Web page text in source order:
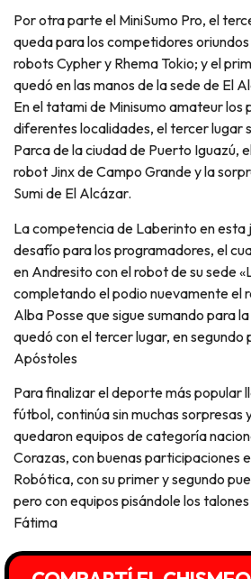
Por otra parte el MiniSumo Pro, el
queda para los competidores
robots Cypher y Rhema Tokio; y el
quedó en las manos de la sede de El
En el tatami de Minisumo amateur los
diferentes localidades, el tercer lugar
Parca de la ciudad de Puerto Iguazú,
robot Jinx de Campo Grande y la
Sumi de El Alcázar.
La competencia de Laberinto en esta
desafío para los programadores, el
en Andresito con el robot de su sede
completando el podio nuevamente el
Alba Posse que sigue sumando para
quedó con el tercer lugar, en
Apóstoles
Para finalizar el deporte más popular
fútbol, continúa sin muchas sorpresas
quedaron equipos de categoría
Corazas, con buenas participaciones
Robótica, con su primer y segundo
pero con equipos pisándole los
Fátima